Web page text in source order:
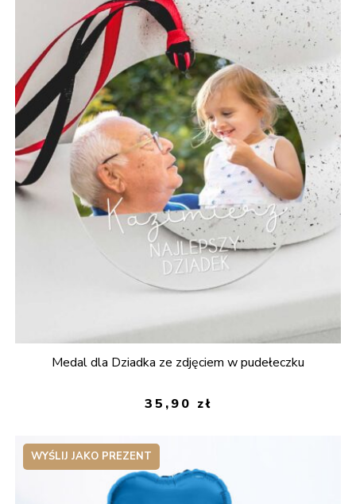
Medal dla Dziadka ze zdjęciem w pudełeczku
35,90 zł
WYŚLIJ JAKO PREZENT